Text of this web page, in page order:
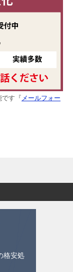
です『 メールフォー
格安処